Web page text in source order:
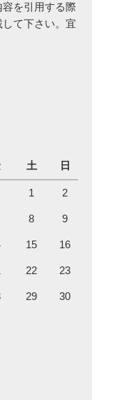
を引用する際
て下さい。宜
土 日
1 2
8 9
15 16
22 23
29 30